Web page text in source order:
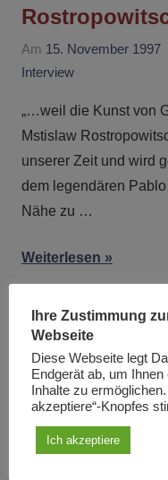
Am 15. November 1997
Interview
„…weil die Kunst von
Mstislaw
unserer Zeit und wird
dem legendären
Nähe zu …
Weiterlesen
Sie sehen die
4/1997: Einblicke
Ihre Zustimmung
Webseite
Diese Webseite legt
Endgerät ab, um
Inhalte zu
akzeptiere“-Knopfes
Ich akzeptiere